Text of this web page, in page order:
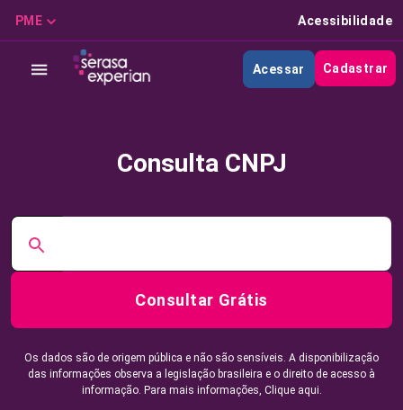
PME Acessibilidade
Acessar Cadastrar
Consulta CNPJ
Consultar Grátis
Os dados são de origem pública e não são sensíveis. A disponibilização
das informações observa a legislação brasileira e o direito de acesso à
informação. Para mais informações, Clique aqui.